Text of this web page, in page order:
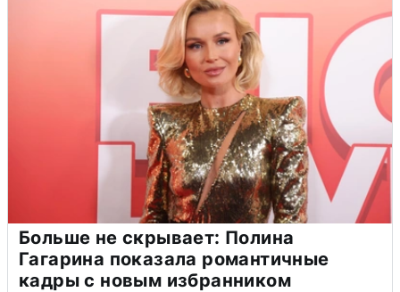
Больше не скрывает: Полина
Гагарина показала романтичные
кадры с новым избранником